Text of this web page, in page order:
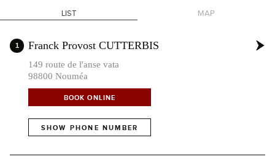
LIST MAP
+
1 Franck Provost CUTTERBIS
149 route de l'anse vata
98800 Nouméa
BOOK ONLINE
SHOW PHONE NUMBER